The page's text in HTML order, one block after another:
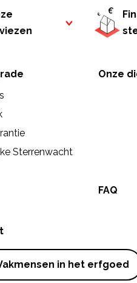
Sterrenwacht
Onze
FAQ
in het erfgoed